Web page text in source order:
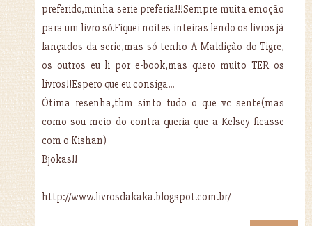
preferido,minha serie preferia!!!Sempre muita emoção
para um livro só.Fiquei noites inteiras lendo os livros já
lançados da serie,mas só tenho A Maldição do Tigre,
os outros eu li por e-book,mas quero muito TER os
livros!!Espero que eu consiga...
Ótima resenha,tbm sinto tudo o que vc sente(mas
como sou meio do contra queria que a Kelsey ficasse
com o Kishan)
Bjokas!!
http://www.livrosdakaka.blogspot.com.br/